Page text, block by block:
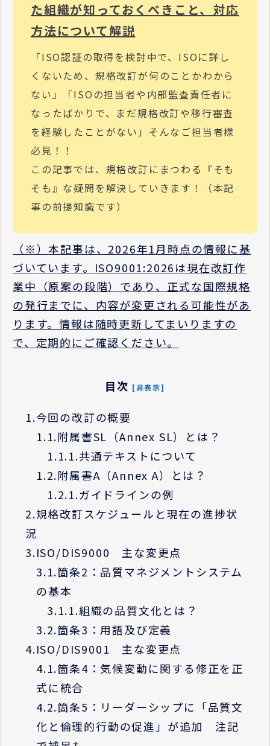
た組織が知っておくべきこと、対応
方法について解説
「ISO認証の取得を検討中で、ISOに詳し
くないため、規格改訂が何のことかわから
ない」「ISOの担当者や内部監査責任者に
なったばかりで、まだ規格改訂や移行審査
を経験したことがない」そんなご担当者様
必見！！
この記事では、規格改訂にまつわる『そも
そも』な疑問を解決していきます！（本記
事の前提知識です）
（※）本記事は、2026年1月時点の情報に基
づいています。ISO9001:2026は現在改訂作
業中（原案の段階）であり、正式な国際規格
の発行までに、内容が変更される可能性があ
ります。情報は随時更新してまいりますの
で、定期的にご確認ください。
目次 [非表示]
1.今回の改訂の概要
1.1.附属書SL（Annex SL）とは？
1.1.1.共通テキストについて
1.2.附属書A（Annex A）とは？
1.2.1.ガイドラインの例
2.規格改訂スケジュールと現在の進捗状
況
3.ISO/DIS9000 主な変更点
3.1.箇条2：品質マネジメントシステム
の基本
3.1.1.組織の品質文化とは？
3.2.箇条3：用語及び定義
4.ISO/DIS9001 主な変更点
4.1.箇条4：気候変動に関する修正を正
式に統合
4.2.箇条5：リーダーシップに「品質文
化と倫理的行動の促進」が追加 注記